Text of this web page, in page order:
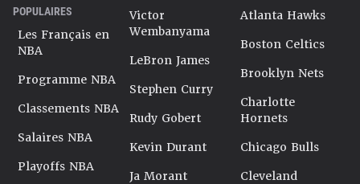
POPULAIRES
Les Français en
NBA
Programme NBA
Classements NBA
Salaires NBA
Playoffs NBA
Victor
Wembanyama
LeBron James
Stephen Curry
Rudy Gobert
Kevin Durant
Ja Morant
Atlanta Hawks
Boston Celtics
Brooklyn Nets
Charlotte
Hornets
Chicago Bulls
Cleveland